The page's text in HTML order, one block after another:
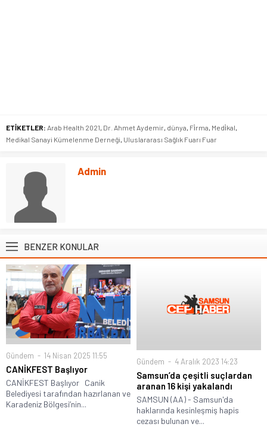
ETİKETLER: Arab Health 2021, Dr. Ahmet Aydemir, dünya, Fi̇rma, Medi̇kal,
Medikal Sanayi Kümelenme Derneği, Uluslararası Sağlık Fuarı Fuar
Admin
BENZER KONULAR
Gündem 14 Nisan 2025 11:55
CANİKFEST Başlıyor
CANİKFEST Başlıyor Canik
Belediyesi tarafından hazırlanan ve
Karadeniz Bölgesi’nin...
Gündem 4 Aralık 2023 14:23
Samsun’da çeşitli suçlardan
aranan 16 kişi yakalandı
SAMSUN (AA) - Samsun'da
haklarında kesinleşmiş hapis
cezası bulunan ve...